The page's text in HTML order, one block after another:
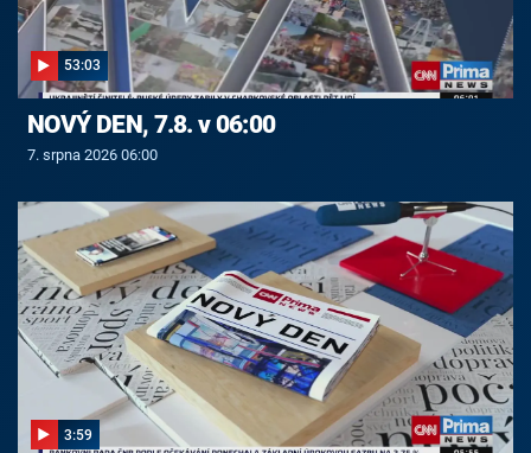
53:03
NOVÝ DEN, 7.8. v 06:00
7. srpna 2026 06:00
3:59